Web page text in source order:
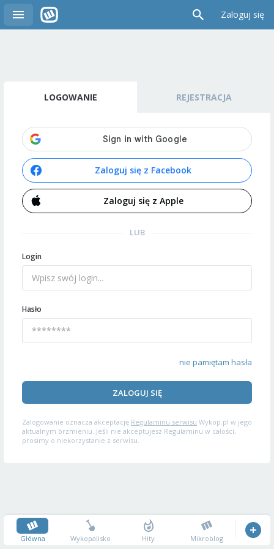
Zaloguj się
LOGOWANIE REJESTRACJA
Zaloguj się z Facebook
Zaloguj się z Apple
LUB
Login
Hasło
nie pamiętam hasła
ZALOGUJ SIĘ
Zalogowanie oznacza akceptację Regulaminu serwisu Wykop.pl w jego
aktualnym brzmieniu. Jeśli nie akceptujesz Regulaminu w całości,
prosimy o niekorzystanie z serwisu.
Główna Wykopalisko Hity Mikroblog